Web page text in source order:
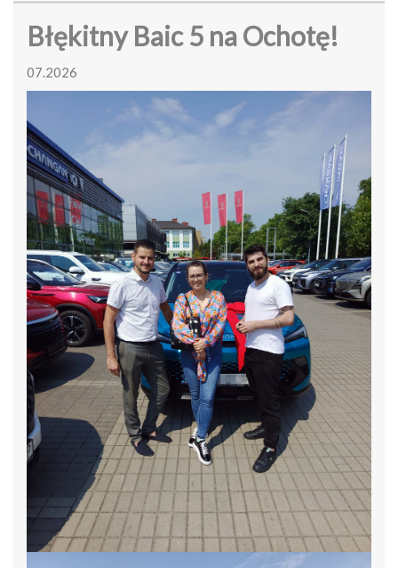
Błękitny Baic 5 na Ochotę!
07.2026